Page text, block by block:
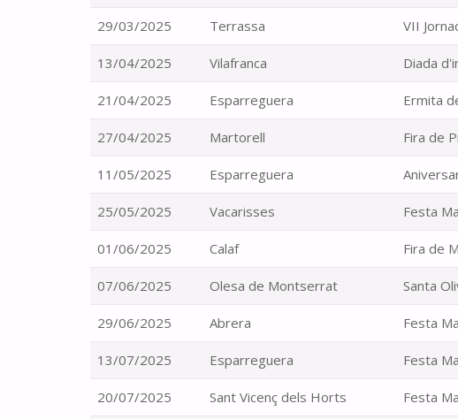
29/03/2025 Terrassa VII
13/04/2025 Vilafranca Diada
21/04/2025 Esparreguera Ermita
27/04/2025 Martorell Fira de
11/05/2025 Esparreguera
25/05/2025 Vacarisses Festa
01/06/2025 Calaf Fira de
07/06/2025 Olesa de Montserrat Santa
29/06/2025 Abrera Festa
13/07/2025 Esparreguera Festa
20/07/2025 Sant Vicenç dels Horts Festa